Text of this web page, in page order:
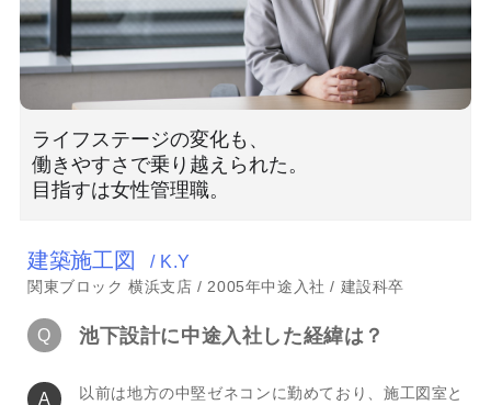
ライフステージの変化も、
働きやすさで乗り越えられた。
目指すは女性管理職。
建築施工図 / K.Y
関東ブロック 横浜支店 / 2005年中途入社 / 建設科卒
池下設計に中途入社した経緯は？
以前は地方の中堅ゼネコンに勤めており、施工図室と